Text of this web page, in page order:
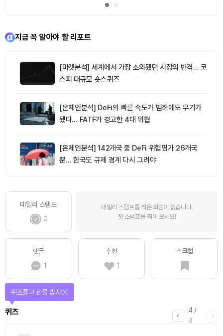
지금 꼭 알아야 할 리포트
[마켓분석] 세계에서 가장 소외됐던 시장의 반격… 코
스피 대규모 숏스퀴즈
[온체인분석] DeFi의 빠른 속도가 범죄에도 무기가
됐다… FATF가 경고한 4대 위협
[온체인분석] 142개국 중 DeFi 위험평가 26개국
뿐… 한국도 규제 경계 다시 그려야
데일리 스탬프
0
데일리 스탬프를 찍은 회원이 없습니다.
첫 스탬프를 찍어 보세요!
댓글
1
추천
1
스크랩
4 /
4
퀴즈
퀴즈풀고 선물 받자!